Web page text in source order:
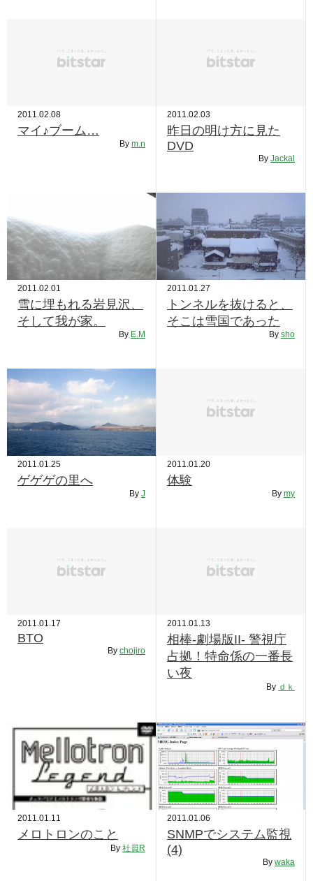
2011.02.08
マイ♪ブーム…
By m.n
2011.02.03
昨日の明け方に見た
DVD
By Jackal
2011.02.01
雪に埋もれる岩見沢、
そして我が家。
By E.M
2011.01.27
トンネルを抜けると、
そこは雪国であった
By sho
2011.01.25
ゲゲゲの里へ
By J
2011.01.20
体験
By my
2011.01.17
BTO
By chojiro
2011.01.13
相棒-劇場版II- 警視庁
占拠！特命係の一番長
い夜
By ｄｋ
2011.01.11
メロトロンのこと
By 社員R
2011.01.06
SNMPでシステム監視
(4)
By waka